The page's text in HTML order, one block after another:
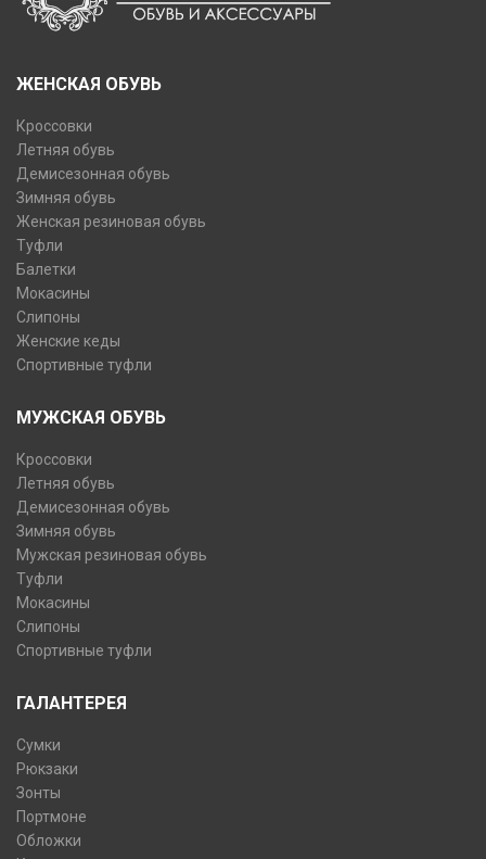
ЖЕНСКАЯ ОБУВЬ
Кроссовки
Летняя обувь
Демисезонная обувь
Зимняя обувь
Женская резиновая обувь
Туфли
Балетки
Мокасины
Слипоны
Женские кеды
Спортивные туфли
МУЖСКАЯ ОБУВЬ
Кроссовки
Летняя обувь
Демисезонная обувь
Зимняя обувь
Мужская резиновая обувь
Туфли
Мокасины
Слипоны
Спортивные туфли
ГАЛАНТЕРЕЯ
Сумки
Рюкзаки
Зонты
Портмоне
Обложки